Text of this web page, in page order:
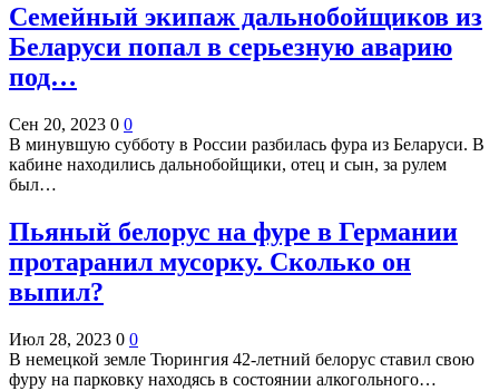
Семейный экипаж дальнобойщиков из
Беларуси попал в серьезную аварию
под…
Сен 20, 2023 0 0
В минувшую субботу в России разбилась фура из Беларуси. В
кабине находились дальнобойщики, отец и сын, за рулем
был…
Пьяный белорус на фуре в Германии
протаранил мусорку. Сколько он
выпил?
Июл 28, 2023 0 0
В немецкой земле Тюрингия 42-летний белорус ставил свою
фуру на парковку находясь в состоянии алкогольного…